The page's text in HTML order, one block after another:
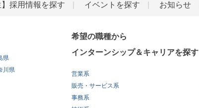
】採用情報を探す イベントを探す お知らせ
県
川県
希望の職種から
インターンシップ＆キャリアを探す
営業系
販売・サービス系
事務系